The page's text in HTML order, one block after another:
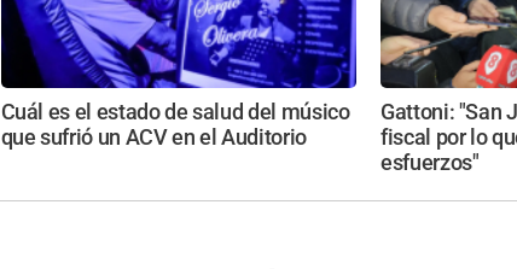
Cuál es el estado de salud del músico
que sufrió un ACV en el Auditorio
Gattoni: "San
fiscal por lo
esfuerzos"